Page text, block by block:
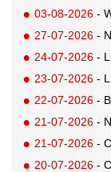
03-08-2026 -
27-07-2026 -
24-07-2026 -
23-07-2026 -
22-07-2026 -
21-07-2026 -
21-07-2026 -
20-07-2026 -